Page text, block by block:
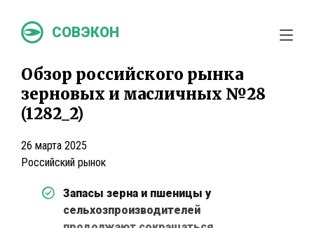
СОВЭКОН
Обзор российского рынка
зерновых и масличных №28
(1282_2)
26 марта 2025
Российский рынок
Запасы зерна и пшеницы у
сельхозпроизводителей